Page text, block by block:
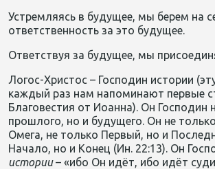
Устремляясь в будущее, мы берем на
ответственность за это будущее.
Ответствуя за будущее, мы
Логос-Христос – Господин истории
каждый раз нам напоминают первые
Благовестия от Иоанна). Он Господин
прошлого, но и будущего. Он не
Омега, не только Первый, но и
Начало, но и Конец (Ин. 22:13). Он
истории– «ибо Он идёт, ибо идёт